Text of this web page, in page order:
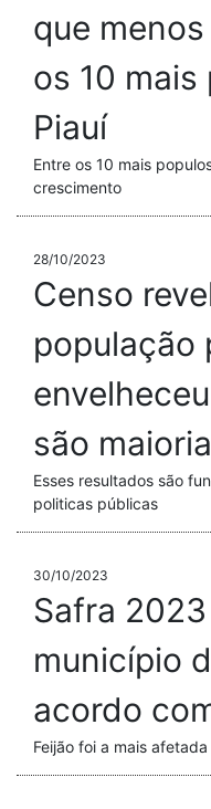
que
os 10
Piauí
Entre os 10 mais
crescimento
28/10/2023
Censo
população
são
Esses resultados são
politicas públicas
30/10/2023
Safra
município
acordo
Feijão foi a mais afetada